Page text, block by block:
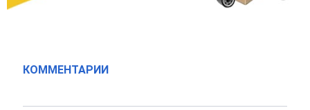
КОММЕНТАРИИ